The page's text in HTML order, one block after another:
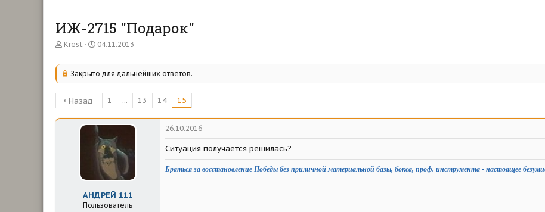
ИЖ-2715 "Подарок"
А
о
т
е
м
ы
Krest
Д
а
а
а
л
а
04.11.2013
Закрыто для дальнейших ответов.
Назад 1 ... 13 14 15
АНДРЕЙ 111
Пользователь
26.10.2016
Ситуация получается решилась?
Браться за восстановление Победы без приличной материальной базы, бокса, проф. инструмента - настоящее